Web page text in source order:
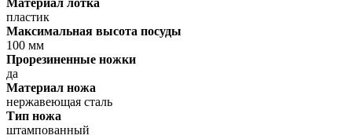
пластик
Максимальная высота посуды
100 мм
Прорезиненные ножки
да
Материал ножа
нержавеющая сталь
Тип ножа
штампованный